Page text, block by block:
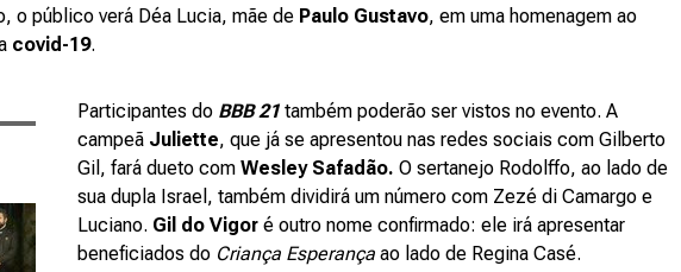
o público verá Déa Lucia, mãe de Paulo Gustavo, em uma homenagem ao
covid-19.
Participantes do BBB 21 também poderão ser vistos no evento. A
campeã Juliette, que já se apresentou nas redes sociais com Gilberto
Gil, fará dueto com Wesley Safadão. O sertanejo Rodolffo, ao lado de
sua dupla Israel, também dividirá um número com Zezé di Camargo e
Luciano. Gil do Vigor é outro nome confirmado: ele irá apresentar
beneficiados do Criança Esperança ao lado de Regina Casé.